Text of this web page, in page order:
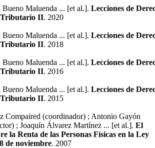
Maluenda ... [et al.]. Lecciones de
II. 2020
Maluenda ... [et al.]. Lecciones de
II. 2018
Maluenda ... [et al.]. Lecciones de
II. 2016
Maluenda ... [et al.]. Lecciones de
II. 2015
Compaired (coordinador) ; Antonio Gayón
; Joaquín Álvarez Martínez ... [et al.]. El
la Renta de las Personas Físicas en la Ley
de noviembre. 2007